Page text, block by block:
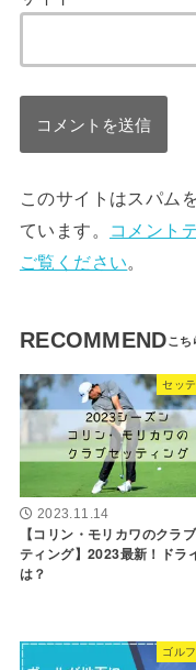
このサイトはスパム
ています。 コメント
ご覧ください。
RECOMMEND
セッ
2023.11.14
【コリン・モリカワのクラ
ティング】2023最新！ドラ
は？
ゴル